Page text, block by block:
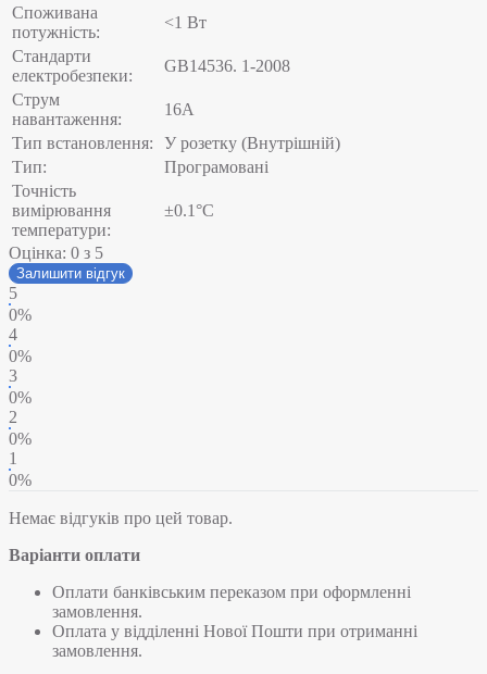
Споживана
потужність:
<1 Вт
Стандарти
електробезпеки:
GB14536. 1-2008
Струм
навантаження:
16А
Тип встановлення:
У розетку (Внутрішній)
Тип:
Програмовані
Точність
вимірювання
температури:
±0.1°C
Оцінка: 0 з 5
Залишити відгук
5
0%
4
0%
3
0%
2
0%
1
0%
Немає відгуків про цей товар.
Варіанти оплати
Оплати банківським переказом при оформленні
замовлення.
Оплата у відділенні Нової Пошти при отриманні
замовлення.